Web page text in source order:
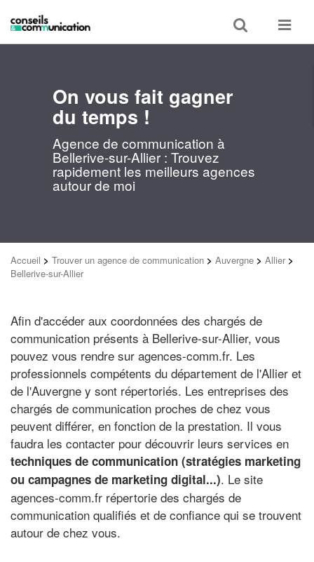
Toggle
search
Toggle
On vous fait gagner
du temps !
Agence de communication à
Bellerive-sur-Allier : Trouvez
rapidement les meilleurs agences
autour de moi
Accueil > Trouver un agence de communication > Auvergne > Allier >
Bellerive-sur-Allier
Afin d'accéder aux coordonnées des chargés de
communication présents à Bellerive-sur-Allier, vous
pouvez vous rendre sur agences-comm.fr. Les
professionnels compétents du département de l'Allier et
de l'Auvergne y sont répertoriés. Les entreprises des
chargés de communication proches de chez vous
peuvent différer, en fonction de la prestation. Il vous
faudra les contacter pour découvrir leurs services en
techniques de communication (stratégies marketing
ou campagnes de marketing digital...). Le site
agences-comm.fr répertorie des chargés de
communication qualifiés et de confiance qui se trouvent
autour de chez vous.